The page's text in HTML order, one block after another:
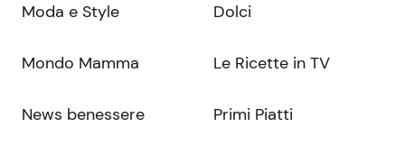
Moda e Style
Mondo Mamma
News benessere
Dolci
Le Ricette in TV
Primi Piatti